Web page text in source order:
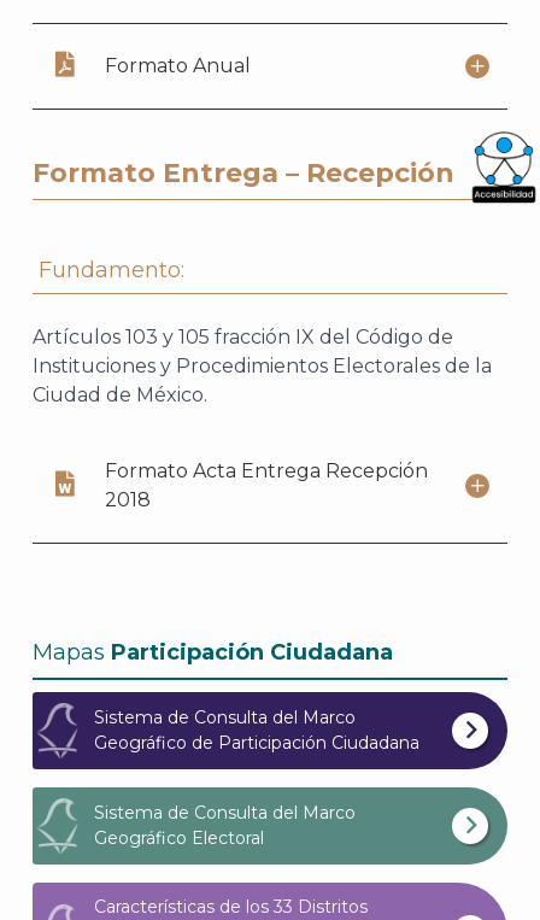
Formato Anual
Formato Entrega – Recepción
Fundamento:
Artículos 103 y 105 fracción IX del Código de
Instituciones y Procedimientos Electorales de la
Ciudad de México.
Formato Acta Entrega Recepción
2018
Mapas Participación Ciudadana
Sistema de Consulta del Marco
Geográfico de Participación Ciudadana
Sistema de Consulta del Marco
Geográfico Electoral
Características de los 33 Distritos